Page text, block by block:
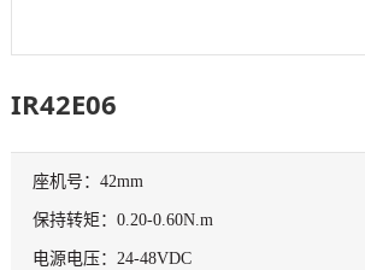
IR42E06
座机号：42mm
保持转矩：0.20-0.60N.m
电源电压：24-48VDC